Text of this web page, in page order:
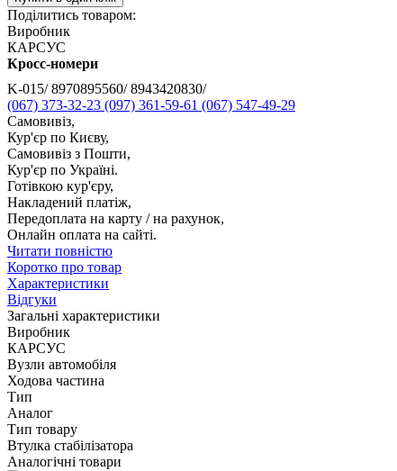
Поділитись товаром:
Виробник
КАРСУС
Кросс-номери
K-015/ 8970895560/ 8943420830/
(067) 373-32-23 (097) 361-59-61 (067) 547-49-29
Самовивіз,
Кур'єр по Києву,
Самовивіз з Пошти,
Кур'єр по Україні.
Готівкою кур'єру,
Накладений платіж,
Передоплата на карту / на рахунок,
Онлайн оплата на сайті.
Читати повністю
Коротко про товар
Характеристики
Відгуки
Загальні характеристики
Виробник
КАРСУС
Вузли автомобіля
Ходова частина
Тип
Аналог
Тип товару
Втулка стабілізатора
Аналогічні товари